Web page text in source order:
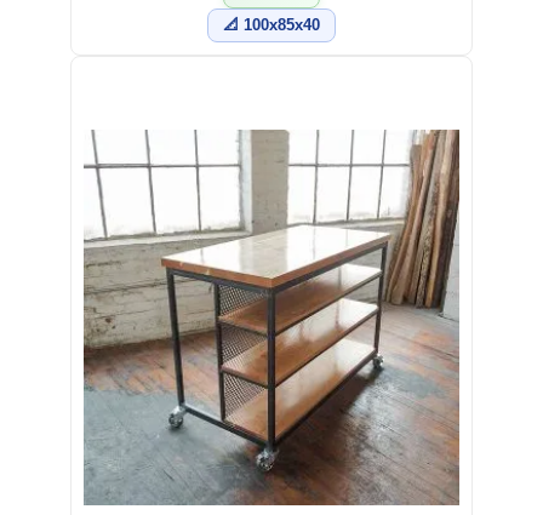
📐 100x85x40